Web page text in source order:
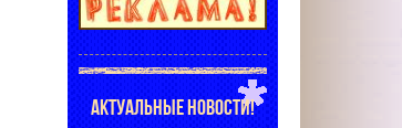
АКТУАЛЬНЫЕ НОВОСТИ!